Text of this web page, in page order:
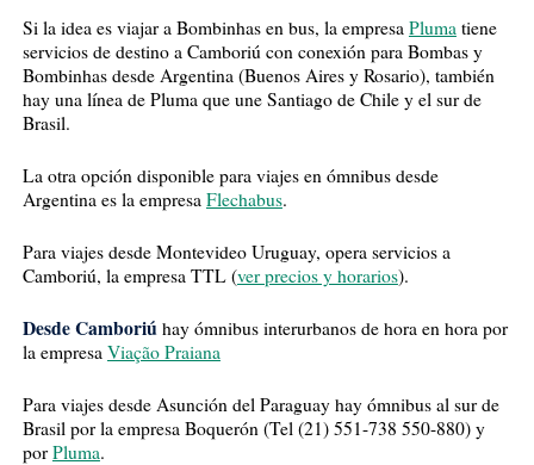
Si la idea es viajar a Bombinhas en bus, la empresa Pluma tiene
servicios de destino a Camboriú con conexión para Bombas y
Bombinhas desde Argentina (Buenos Aires y Rosario), también
hay una línea de Pluma que une Santiago de Chile y el sur de
Brasil.
La otra opción disponible para viajes en ómnibus desde
Argentina es la empresa Flechabus.
Para viajes desde Montevideo Uruguay, opera servicios a
Camboriú, la empresa TTL (ver precios y horarios).
Desde Camboriú hay ómnibus interurbanos de hora en hora por
la empresa Viação Praiana
Para viajes desde Asunción del Paraguay hay ómnibus al sur de
Brasil por la empresa Boquerón (Tel (21) 551-738 550-880) y
porPluma.